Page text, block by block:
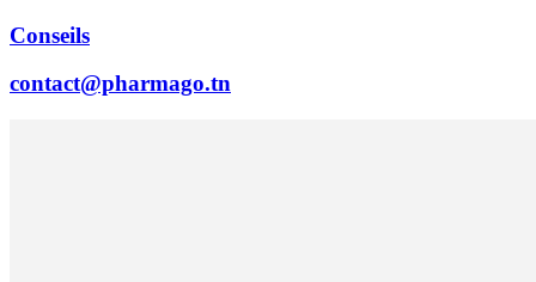
Conseils
contact@pharmago.tn